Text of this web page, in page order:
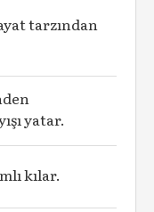
tarzından
yatar.
kılar.